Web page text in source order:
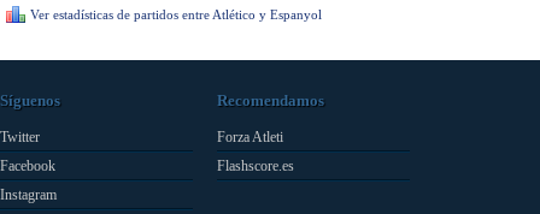
Ver estadísticas de partidos entre Atlético y Espanyol
Síguenos
Twitter
Facebook
Instagram
Recomendamos
Forza Atleti
Flashscore.es